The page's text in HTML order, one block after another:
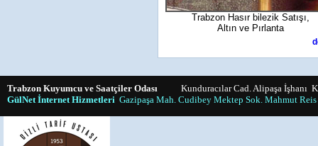
Trabzon Hasır bilezik Satışı,
Altın ve Pırlanta
Trabzon Kuyumcu ve Saatçiler Odası Kunduracılar Cad. Alipaşa İşhanı
GülNet İnternet Hizmetleri Gazipaşa Mah. Cudibey Mektep Sok. Mahmut